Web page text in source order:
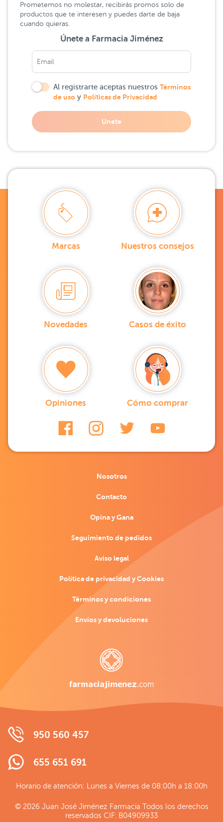
Prometemos no molestar, recibirás promos solo de
productos que te interesen y puedes darte de baja
cuando quieras.
Únete a Farmacia Jiménez
Al registrarte aceptas nuestros Términos
de uso y Políticas de Privacidad
Unete
Marcas Nuestros consejos
Novedades Casos de éxito
Opiniones Cómo comprar
Nosotros
Contacto
Opina y Gana
Seguimiento de pedidos
Aviso legal
Política de privacidad y Cookies
Términos y condiciones
Envíos y devoluciones
950 560 457
655 651 691
Horario de atención: Lunes a Viernes de 08:00h a 18:00h
© 2026 Juan José Jiménez Farmacia Todos los derechos
reservados CIF: B04909933